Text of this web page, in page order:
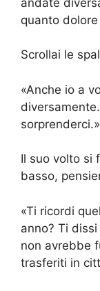
quanto
Scrollai le
«Anche io a
sorprenderci.»
Il suo volto si
basso,
«Ti ricordi
anno? Ti
non avrebbe
trasferiti in